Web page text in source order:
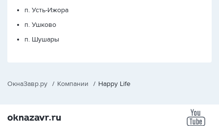
п. Усть-Ижора
п. Ушково
п. Шушары
ОкнаЗавр.ру / Компании / Happy Life